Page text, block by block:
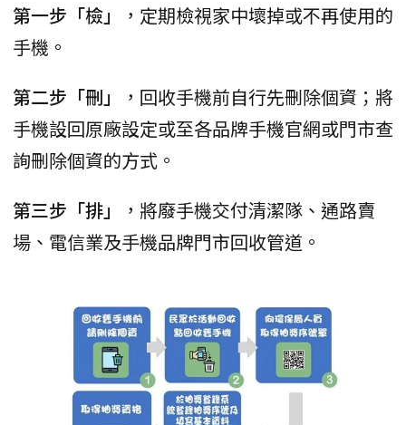
第一步「檢」
，定期檢視家中壞掉或不再使用的
手機。
第二步「刪」
，回收手機前自行先刪除個資；將
手機設回原廠設定或至各品牌手機官網或門市查
詢刪除個資的方式。
第三步「排」
，將廢手機交付清潔隊、通路賣
場、電信業及手機品牌門市回收管道。